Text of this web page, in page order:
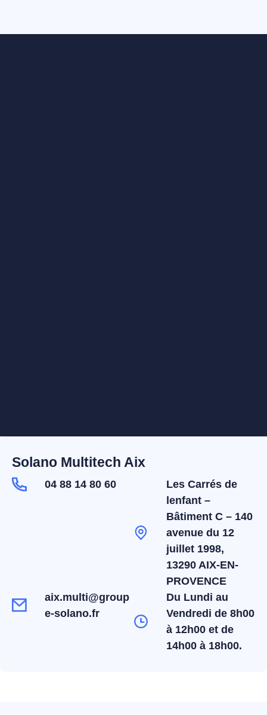
Solano Multitech Aix
04 88 14 80 60
Les Carrés de
lenfant –
Bâtiment C – 140
avenue du 12
juillet 1998,
13290 AIX-EN-
PROVENCE
aix.multi@group
e-solano.fr
Du Lundi au
Vendredi de 8h00
à 12h00 et de
14h00 à 18h00.